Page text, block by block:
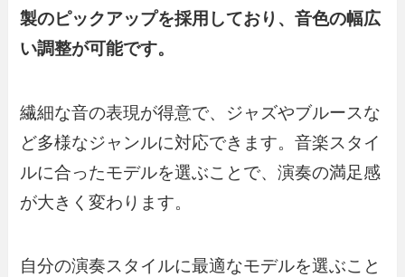
製のピックアップを採用しており、音色の幅広
い調整が可能です。
繊細な音の表現が得意で、ジャズやブルースな
ど多様なジャンルに対応できます。音楽スタイ
ルに合ったモデルを選ぶことで、演奏の満足感
が大きく変わります。
自分の演奏スタイルに最適なモデルを選ぶこと